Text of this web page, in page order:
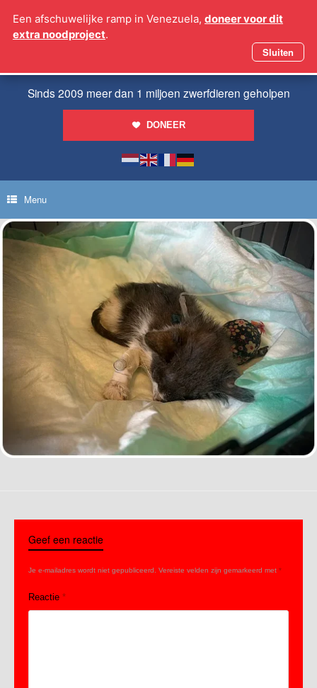
naar
Sinds 2009 meer dan 1 miljoen zwerfdieren geholpen
DONEER
Menu
Geef een reactie
Je e-mailadres wordt niet gepubliceerd. Vereiste velden zijn gemarkeerd met *
Reactie *
Een afschuwelijke ramp in Venezuela, doneer voor dit
extra noodproject.
Sluiten